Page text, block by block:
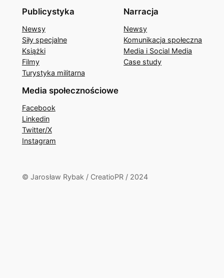
Publicystyka
Newsy
Siły specjalne
Książki
Filmy
Turystyka militarna
Narracja
Newsy
Komunikacja społeczna
Media i Social Media
Case study
Media społecznościowe
Facebook
Linkedin
Twitter/X
Instagram
© Jarosław Rybak / CreatioPR / 2024